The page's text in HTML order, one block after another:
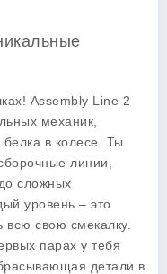
Assembly Line 2
механик,
белка в колесе. Ты
линии,
сложных
уровень – это
всю свою смекалку.
парах у тебя
детали в